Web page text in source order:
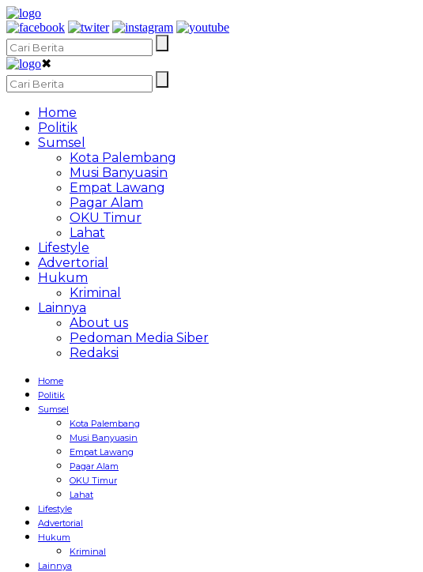
✖
Home
Politik
Sumsel
Kota Palembang
Musi Banyuasin
Empat Lawang
Pagar Alam
OKU Timur
Lahat
Lifestyle
Advertorial
Hukum
Kriminal
Lainnya
About us
Pedoman Media Siber
Redaksi
Home
Politik
Sumsel
Kota Palembang
Musi Banyuasin
Empat Lawang
Pagar Alam
OKU Timur
Lahat
Lifestyle
Advertorial
Hukum
Kriminal
Lainnya